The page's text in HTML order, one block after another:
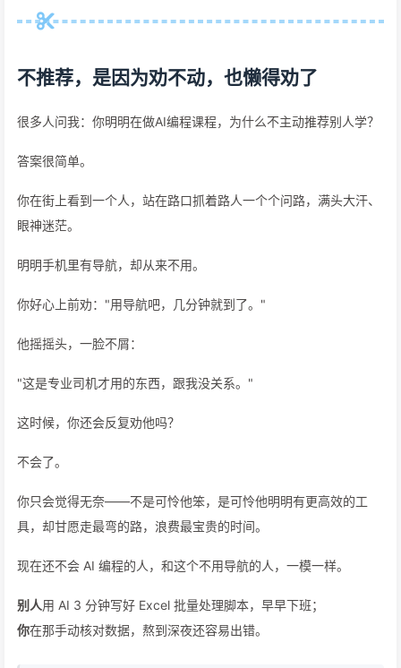
不推荐，是因为劝不动，也懒得劝了
很多人问我：你明明在做AI编程课程，为什么不主动推荐别人学？
答案很简单。
你在街上看到一个人，站在路口抓着路人一个个问路，满头大汗、
眼神迷茫。
明明手机里有导航，却从来不用。
你好心上前劝："用导航吧，几分钟就到了。"
他摇摇头，一脸不屑：
"这是专业司机才用的东西，跟我没关系。"
这时候，你还会反复劝他吗？
不会了。
你只会觉得无奈——不是可怜他笨，是可怜他明明有更高效的工
具，却甘愿走最弯的路，浪费最宝贵的时间。
现在还不会 AI 编程的人，和这个不用导航的人，一模一样。
别人用 AI 3 分钟写好 Excel 批量处理脚本，早早下班；
你在那手动核对数据，熬到深夜还容易出错。